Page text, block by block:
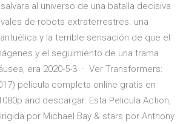
al universo de una batalla decisiva
de robots extraterrestres. una
y la terrible sensación de que el
y el seguimiento de una trama
era 2020-5-3 · Ver Transformers:
pelicula completa online gratis en
and descargar. Esta Pelicula Action,
por Michael Bay & stars por Anthony